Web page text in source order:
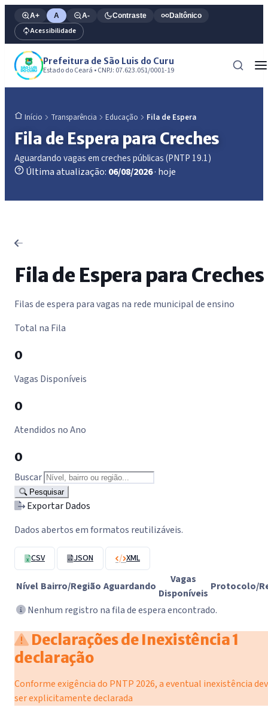
A+ A A- Contraste Daltônico
Acessibilidade
Prefeitura de São Luis do Curu
Estado do Ceará • CNPJ: 07.623.051/0001-19
Início Transparência Educação Fila de Espera
Fila de Espera para Creches
Aguardando vagas em creches públicas (PNTP 19.1)
Última atualização: 06/08/2026· hoje
Fila de Espera para Creches
Filas de espera para vagas na rede municipal de ensino
Total na Fila
0
Vagas Disponíveis
0
Atendidos no Ano
0
Buscar
Pesquisar
Exportar Dados
Dados abertos em formatos reutilizáveis.
CSV JSON XML
Nível Bairro/Região Aguardando
Vagas
Disponíveis
Protocolo/
Nenhum registro na fila de espera encontrado.
Declarações de Inexistência1
declaração
Conforme exigência do PNTP 2026, a eventual inexistência
ser explicitamente declarada